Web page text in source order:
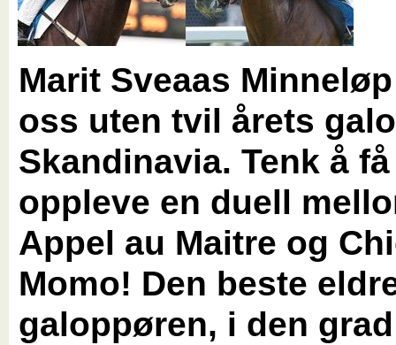
Marit Sveaas
oss uten tvil årets
Skandinavia. Tenk å få
oppleve en duell
Appel au Maitre og
Momo! Den beste
galoppøren, i den